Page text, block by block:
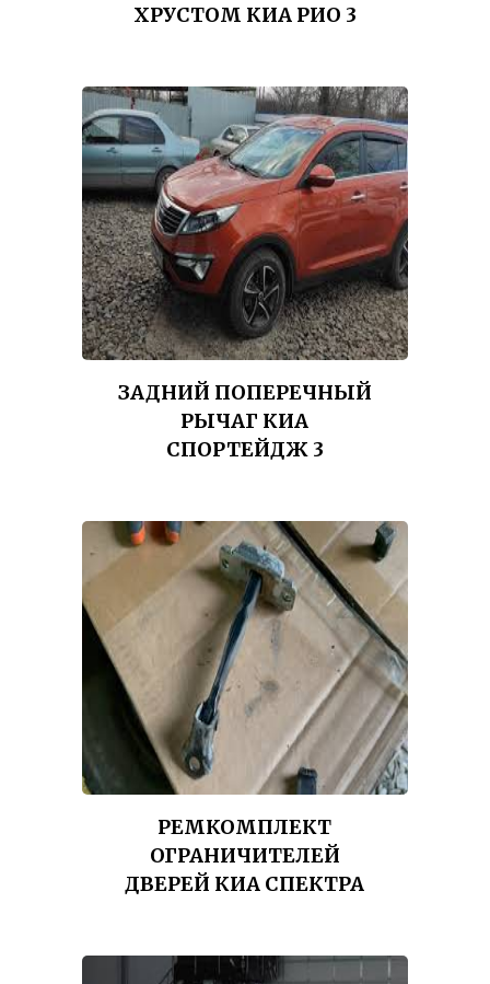
ХРУСТОМ КИА РИО 3
ЗАДНИЙ ПОПЕРЕЧНЫЙ
РЫЧАГ КИА
СПОРТЕЙДЖ 3
РЕМКОМПЛЕКТ
ОГРАНИЧИТЕЛЕЙ
ДВЕРЕЙ КИА СПЕКТРА